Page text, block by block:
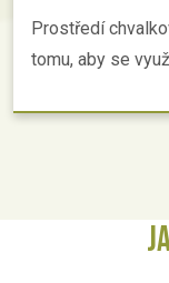
Prostředí
tomu, aby se